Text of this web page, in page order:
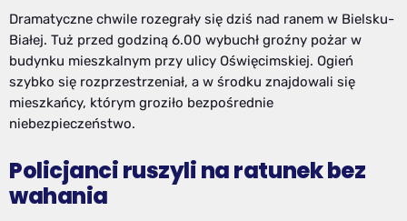
Dramatyczne chwile rozegrały się dziś nad ranem w Bielsku-
Białej. Tuż przed godziną 6.00 wybuchł groźny pożar w
budynku mieszkalnym przy ulicy Oświęcimskiej. Ogień
szybko się rozprzestrzeniał, a w środku znajdowali się
mieszkańcy, którym groziło bezpośrednie
niebezpieczeństwo.
Policjanci ruszyli na ratunek bez
wahania